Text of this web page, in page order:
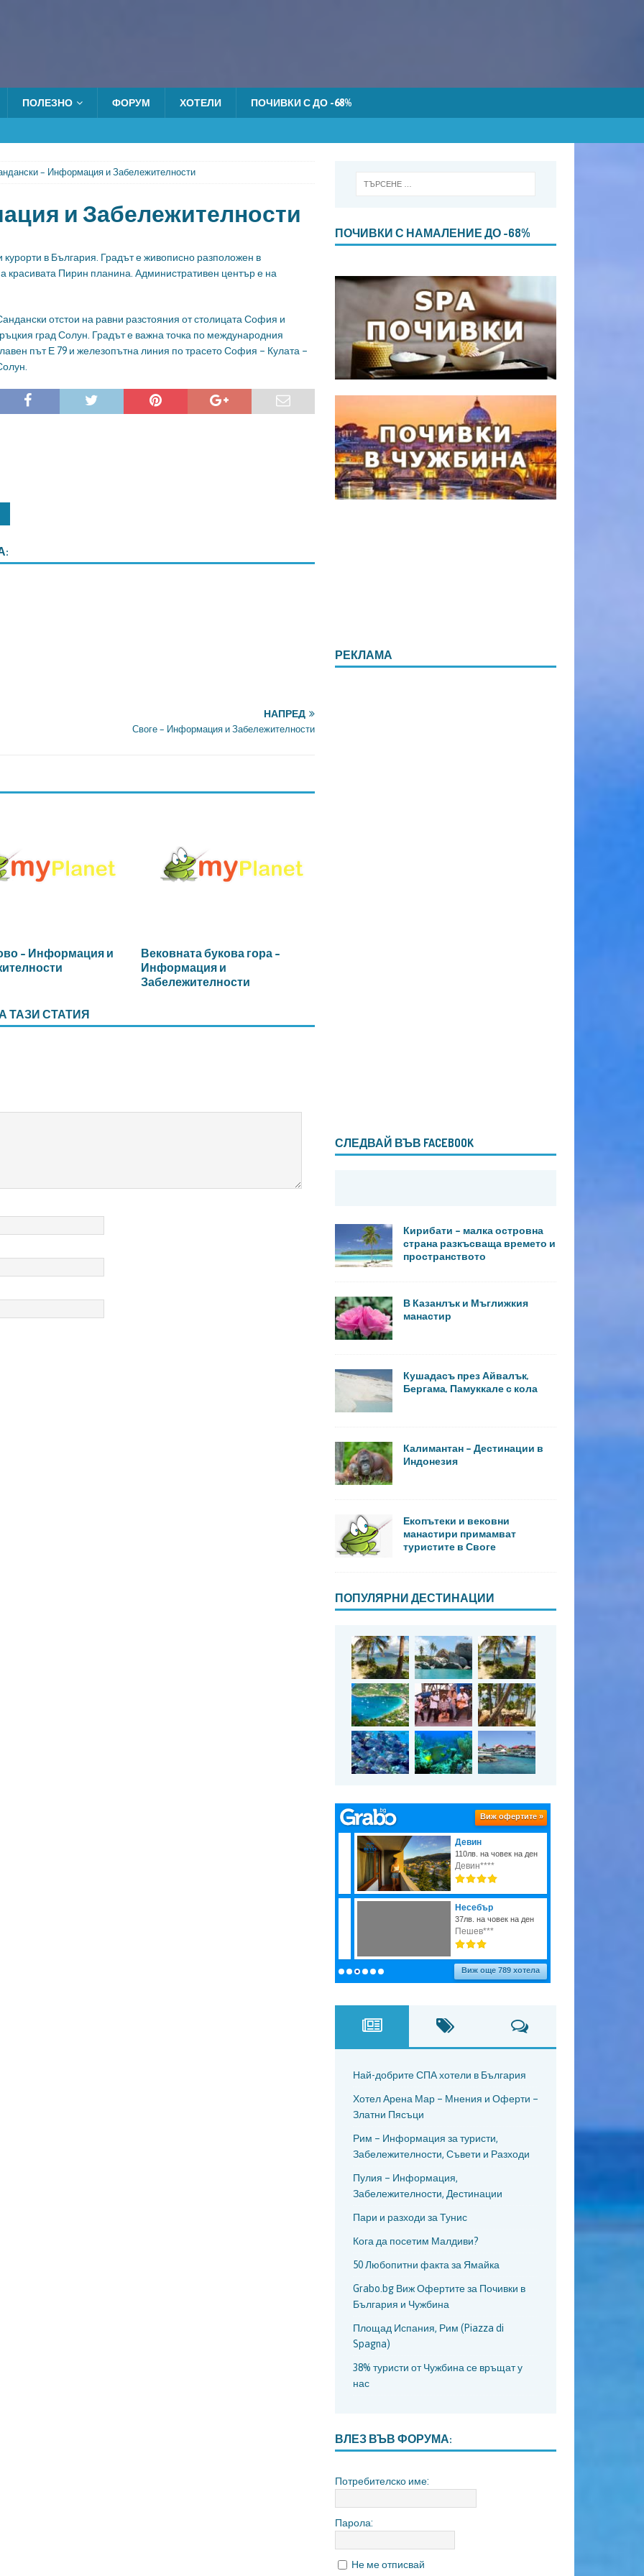
ПОЛЕЗНО ФОРУМ ХОТЕЛИ ПОЧИВКИ С ДО -68%
– Информация и Забележителности
и Забележителности
в България. Градът е живописно разположен в
красивата Пирин планина. Административен център е на
отстои на равни разстояния от столицата София и
град Солун. Градът е важна точка по международния
път Е 79 и железопътна линия по трасето София – Кулата –
НАПРЕД
Своге – Информация и Забележителности
– Информация и
Вековната букова гора –
Информация и
Забележителности
ТАЗИ СТАТИЯ
ПОЧИВКИ С НАМАЛЕНИЕ ДО -68%
РЕКЛАМА
СЛЕДВАЙ ВЪВ FACEBOOK
Кирибати – малка островна
страна разкъсваща времето и
пространството
В Казанлък и Мъглижкия
манастир
Кушадасъ през Айвалък,
Бергама, Памуккале с кола
Калимантан – Дестинации в
Индонезия
Екопътеки и вековни
манастири примамват
туристите в Своге
ПОПУЛЯРНИ ДЕСТИНАЦИИ
Най-добрите СПА хотели в България
Хотел Арена Мар – Мнения и Оферти –
Златни Пясъци
Рим – Информация за туристи,
Забележителности, Съвети и Разходи
Пулия – Информация,
Забележителности, Дестинации
Пари и разходи за Тунис
Кога да посетим Малдиви?
50 Любопитни факта за Ямайка
Grabo.bg Виж Офертите за Почивки в
България и Чужбина
Площад Испания, Рим (Piazza di
Spagna)
38% туристи от Чужбина се връщат у
нас
ВЛЕЗ ВЪВ ФОРУМА:
Потребителско име:
Парола:
Не ме отписвай